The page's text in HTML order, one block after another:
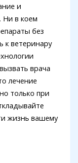
и
Ни в коем
без
к ветеринару
врача
лечение
только при
жизнь вашему